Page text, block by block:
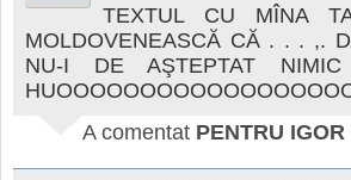
TEXTUL CU MÎNA
MOLDOVENEASCĂ CĂ . . . ,.
NU-I DE AŞTEPTAT
A comentat PENTRU IGOR